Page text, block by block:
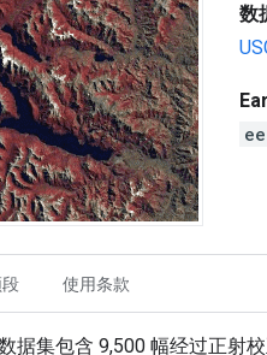
数
使用条款
据集包含 9,500 幅经过正射